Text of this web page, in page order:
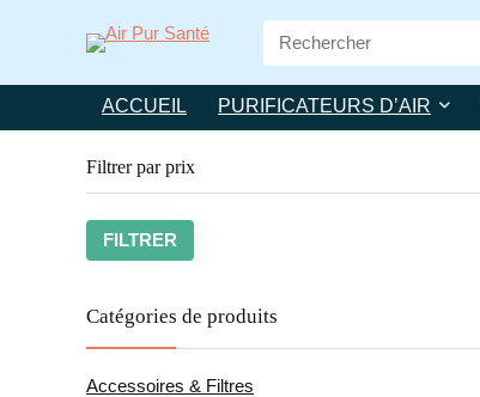
Search
for:
ACCUEIL PURIFICATEURS D’AIR
Filtrer par prix
FILTRER
Catégories de produits
Accessoires & Filtres